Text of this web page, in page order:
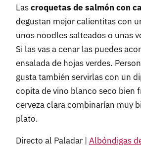
Lascroquetas de salmón con
degustan mejor calientitas con
unos noodles salteados o unas
Si las vas a cenar las puedes
ensalada de hojas verdes.
gusta también servirlas con un
copita de vino blanco seco bien
cerveza clara combinarían muy
plato.
Directo al Paladar | Albóndigas